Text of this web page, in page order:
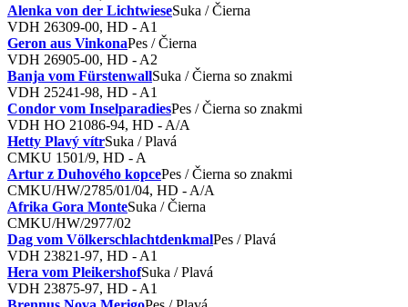
Alenka von der LichtwieseSuka / Čierna
VDH 26309-00, HD - A1
Geron aus VinkonaPes / Čierna
VDH 26905-00, HD - A2
Banja vom FürstenwallSuka / Čierna so znakmi
VDH 25241-98, HD - A1
Condor vom InselparadiesPes / Čierna so znakmi
VDH HO 21086-94, HD - A/A
Hetty Plavý vítrSuka / Plavá
CMKU 1501/9, HD - A
Artur z Duhového kopcePes / Čierna so znakmi
CMKU/HW/2785/01/04, HD - A/A
Afrika Gora MonteSuka / Čierna
CMKU/HW/2977/02
Dag vom VölkerschlachtdenkmalPes / Plavá
VDH 23821-97, HD - A1
Hera vom PleikershofSuka / Plavá
VDH 23875-97, HD - A1